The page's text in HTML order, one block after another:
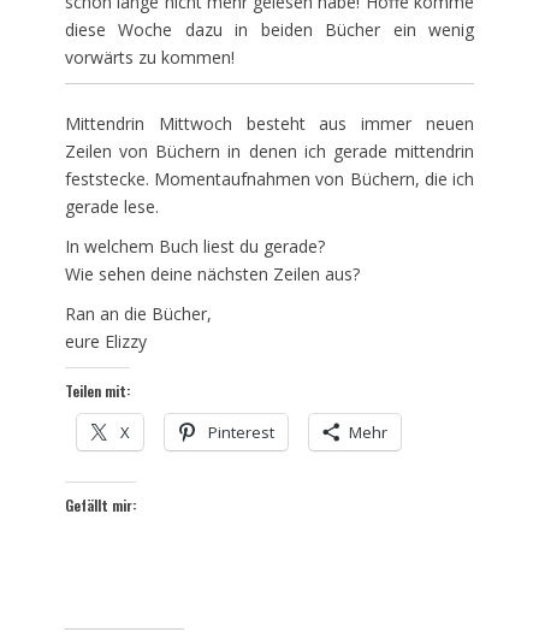
diese Woche dazu in beiden Bücher ein wenig
vorwärts zu kommen!
Mittendrin Mittwoch besteht aus immer neuen
Zeilen von Büchern in denen ich gerade mittendrin
feststecke. Momentaufnahmen von Büchern, die ich
gerade lese.
In welchem Buch liest du gerade?
Wie sehen deine nächsten Zeilen aus?
Ran an die Bücher,
eure Elizzy
Teilen mit:
X Pinterest Mehr
Gefällt mir: